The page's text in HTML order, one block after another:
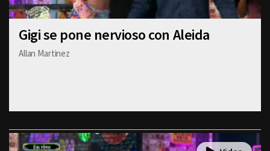
Gigi se pone nervioso con Aleida
Allan Martinez